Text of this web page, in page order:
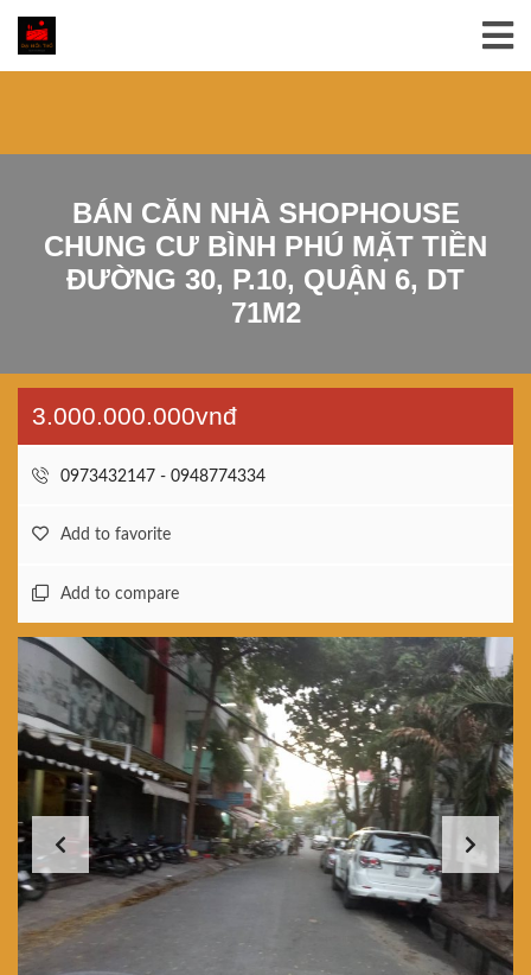
BÁN CĂN NHÀ SHOPHOUSE
CHUNG CƯ BÌNH PHÚ MẶT TIỀN
ĐƯỜNG 30, P.10, QUẬN 6, DT
71M2
3.000.000.000vnđ
0973432147 - 0948774334
Add to favorite
Add to compare